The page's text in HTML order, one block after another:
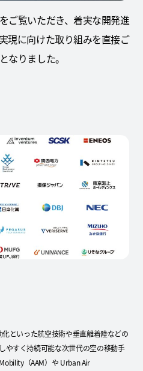
ご覧いただき、着実な開発進
現に向けた取り組みを直接ご
なりました。
といった航空技術や垂直離着陸などの
やすく持続可能な次世代の空の移動手
（AAM）や Urban Air